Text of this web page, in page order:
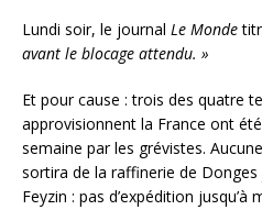
Lundi soir, le journal Le Monde
avant le blocage attendu. »
Et pour cause : trois des quatre
approvisionnent la France ont
semaine par les grévistes.
sortira de la raffinerie de Donges
Feyzin : pas d’expédition jusqu’à